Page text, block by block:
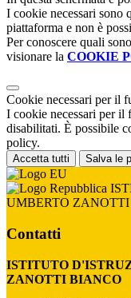
I cookie necessari sono
piattaforma e non è
Per conoscere quali
visionare la COOKIE
Cookie necessari per il
I cookie necessari per il
disabilitati. È possibile
policy.
Accetta tutti Salva le
UMBERTO
Contatti
ISTITUTO
ZANOTTI BIANCO